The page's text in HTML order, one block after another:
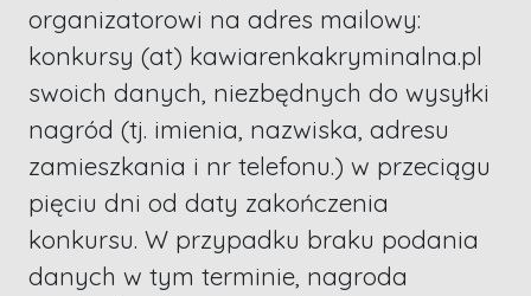
organizatorowi na adres mailowy:
konkursy (at) kawiarenkakryminalna.pl
swoich danych, niezbędnych do wysyłki
nagród (tj. imienia, nazwiska, adresu
zamieszkania i nr telefonu.) w przeciągu
pięciu dni od daty zakończenia
konkursu. W przypadku braku podania
danych w tym terminie, nagroda